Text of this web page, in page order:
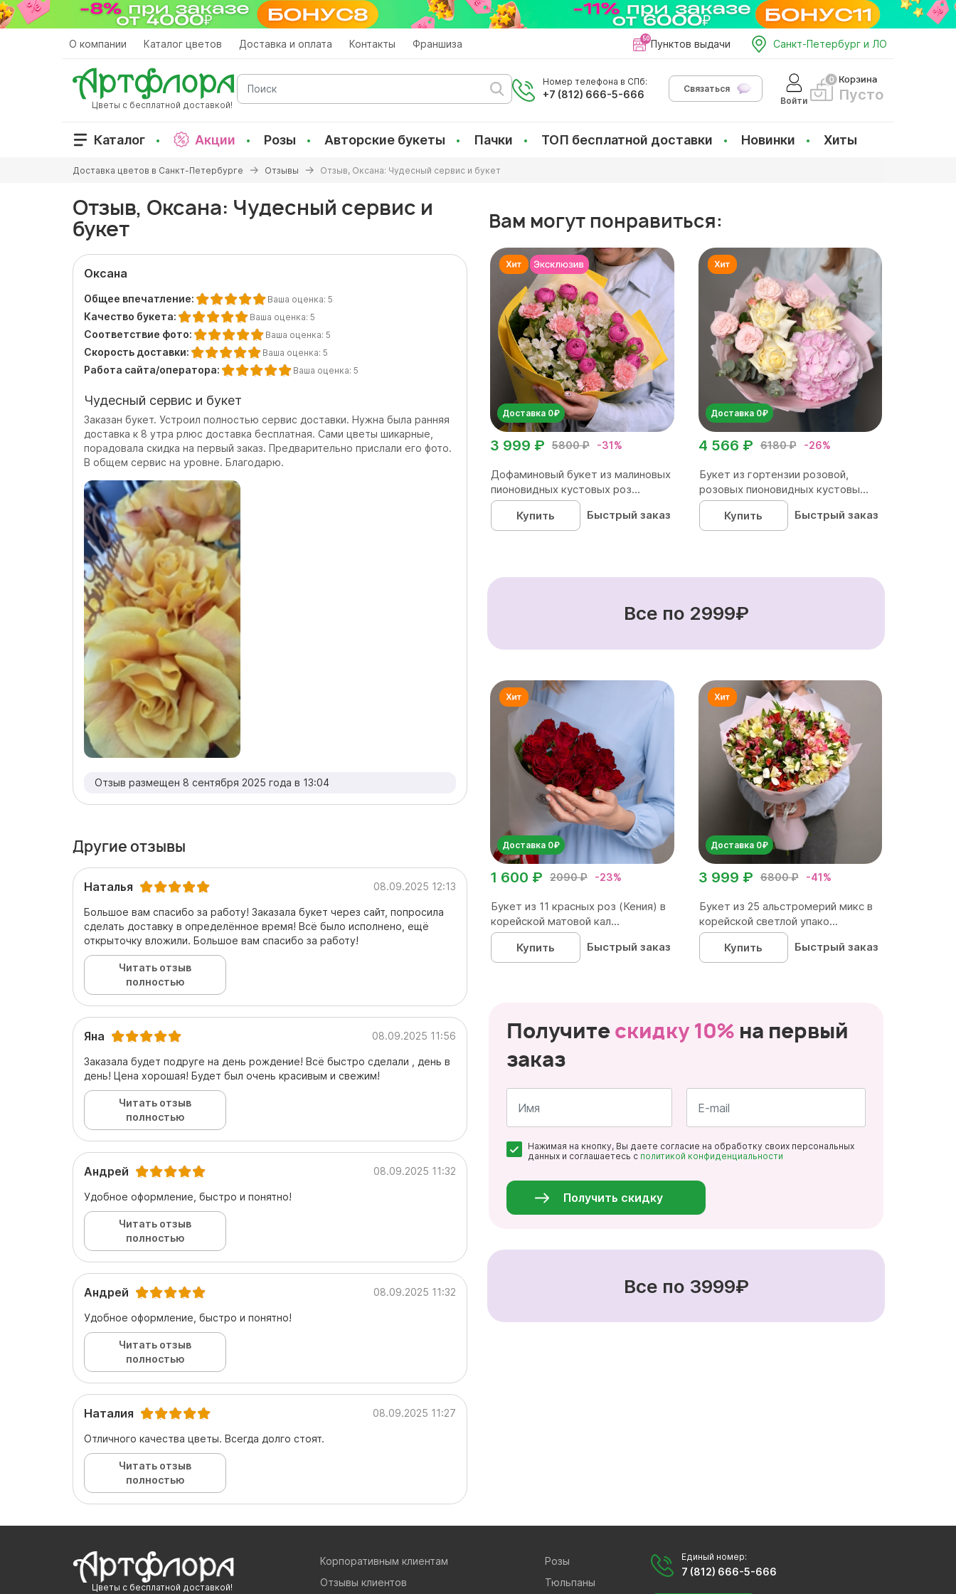
Перейти
к
О компании Каталог цветов Доставка и оплата Контакты Франшиза Пунктов выдачи Санкт-Петербург и ЛО
Цветы с бесплатной доставкой!
Поиск
Номер телефона в СПб:
+7 (812) 666-5-666
Связаться
Войти
Корзина
Пусто
Каталог Акции Розы Авторские букеты Пачки ТОП бесплатной доставки Новинки Хиты
здесь
Доставка цветов в Санкт-Петербурге Отзывы Отзыв, Оксана: Чудесный сервис и букет
Отзыв, Оксана: Чудесный сервис и
букет
Оксана
Общее впечатление: Ваша оценка: 5
Качество букета: Ваша оценка: 5
Соответствие фото: Ваша оценка: 5
Скорость доставки: Ваша оценка: 5
Работа сайта/оператора: Ваша оценка: 5
Чудесный сервис и букет
Заказан букет. Устроил полностью сервис доставки. Нужна была ранняя
доставка к 8 утра рлюс доставка бесплатная. Сами цветы шикарные,
порадовала скидка на первый заказ. Предварительно прислали его фото.
В общем сервис на уровне. Благодарю.
Отзыв размещен 8 сентября 2025 года в 13:04
Другие отзывы
Наталья 08.09.2025 12:13
Большое вам спасибо за работу! Заказала букет через сайт, попросила
сделать доставку в определённое время! Всё было исполнено, ещё
открыточку вложили. Большое вам спасибо за работу!
Читать отзыв
полностью
Яна 08.09.2025 11:56
Заказала будет подруге на день рождение! Всё быстро сделали , день в
день! Цена хорошая! Будет был очень красивым и свежим!
Читать отзыв
полностью
Андрей 08.09.2025 11:32
Удобное оформление, быстро и понятно!
Читать отзыв
полностью
Андрей 08.09.2025 11:32
Удобное оформление, быстро и понятно!
Читать отзыв
полностью
Наталия 08.09.2025 11:27
Отличного качества цветы. Всегда долго стоят.
Читать отзыв
полностью
Вам могут понравиться:
Доставка 0₽
5800 ₽ -31%
3 999 ₽
Дофаминовый букет из малиновых
пионовидных кустовых роз...
Купить
Быстрый заказ
Доставка 0₽
6180 ₽ -26%
4 566 ₽
Букет из гортензии розовой,
розовых пионовидных кустовы...
Купить
Быстрый заказ
Все по 2999₽
Доставка 0₽
2090 ₽ -23%
1 600 ₽
Букет из 11 красных роз (Кения) в
корейской матовой кал...
Купить
Быстрый заказ
Доставка 0₽
6800 ₽ -41%
3 999 ₽
Букет из 25 альстромерий микс в
корейской светлой упако...
Купить
Быстрый заказ
Получитескидку 10% на первый
заказ
*
*
Нажимая на кнопку, Вы даете согласие на обработку своих персональных
данных и соглашаетесь с политикой конфиденциальности
Получить скидку
Все по 3999₽
Цветы с бесплатной доставкой!
Корпоративным клиентам
Отзывы клиентов
Розы
Тюльпаны
Единый номер:
7 (812) 666-5-666